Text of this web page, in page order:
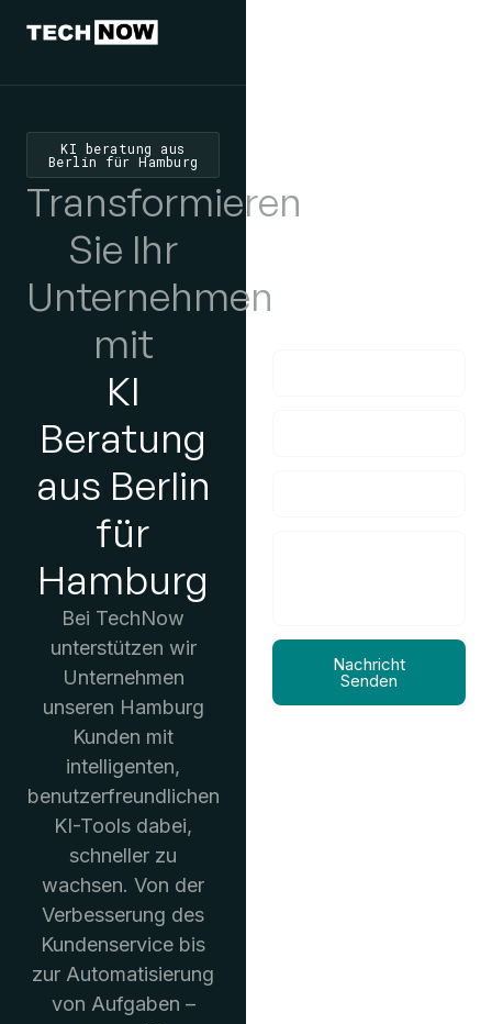
KI beratung aus
Berlin für Hamburg
Transformieren
Sie Ihr
Unternehmen
mit
KI
Beratung
aus Berlin
für
Hamburg
Bei TechNow
unterstützen wir
Unternehmen
unseren Hamburg
Kunden mit
intelligenten,
benutzerfreundlichen
KI-Tools dabei,
schneller zu
wachsen. Von der
Verbesserung des
Kundenservice bis
zur Automatisierung
von Aufgaben –
Nachricht
Senden